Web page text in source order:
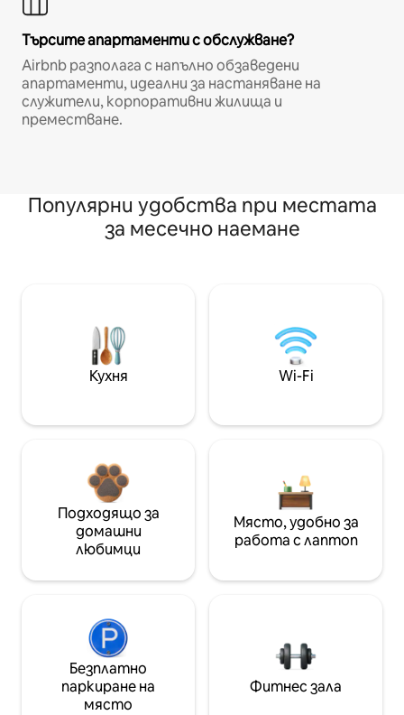
Търсите апартаменти с обслужване?
Airbnb разполага с напълно обзаведени
апартаменти, идеални за настаняване на
служители, корпоративни жилища и
преместване.
Популярни удобства при местата
за месечно наемане
Кухня Wi-Fi
Подходящо за
домашни
любимци
Място, удобно за
работа с лаптоп
Безплатно
паркиране на
място
Фитнес зала